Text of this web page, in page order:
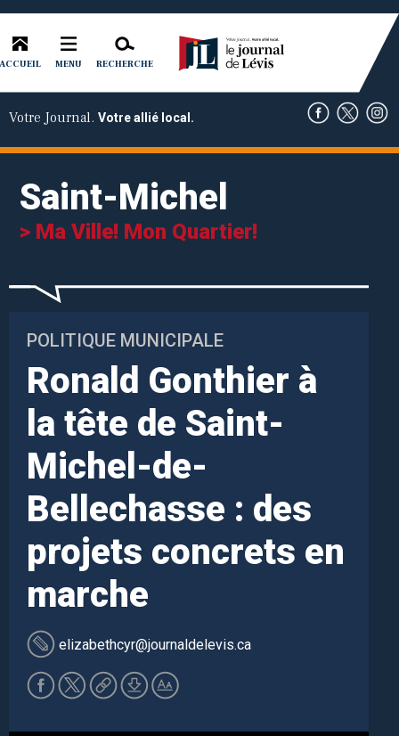
ACCUEIL MENU RECHERCHE
Votre Journal. Votre allié local.
Saint-Michel
> Ma Ville! Mon Quartier!
POLITIQUE MUNICIPALE
Ronald Gonthier à
la tête de Saint-
Michel-de-
Bellechasse : des
projets concrets en
marche
elizabethcyr@journaldelevis.ca